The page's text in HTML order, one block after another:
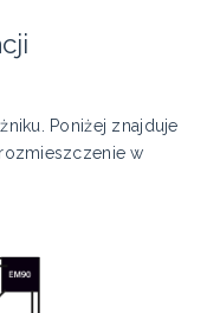
Poniżej znajduje
w